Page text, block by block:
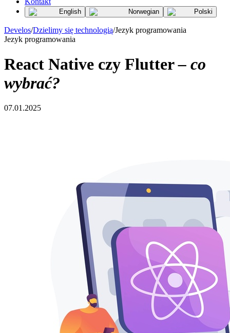
English Norwegian Polski
Develos/Dzielimy się technologią/Jezyk programowania
Jezyk programowania
React Native czy Flutter– co
wybrać?
07.01.2025